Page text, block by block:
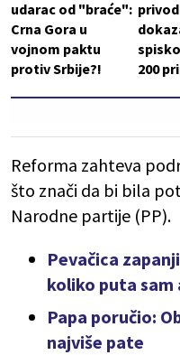
udarac od "braće":
Crna Gora u
vojnom paktu
protiv Srbije?!
200
Reforma zahteva
što znači da bi bila
Narodne partije (PP).
Pevačica
koliko puta sam
Papa poručio:
najviše pate